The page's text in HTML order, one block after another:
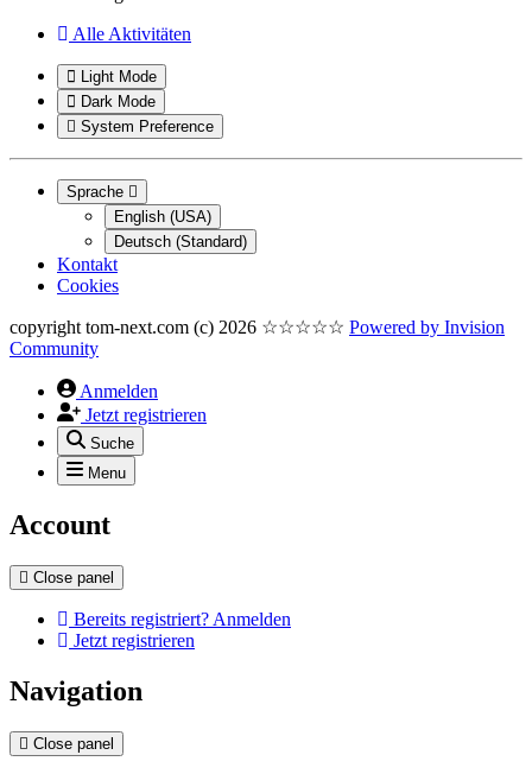
Alle Aktivitäten
Light Mode
Dark Mode
System Preference
Sprache
English (USA)
Deutsch (Standard)
Kontakt
Cookies
copyright tom-next.com (c) 2026 ☆☆☆☆☆ Powered by Invision
Community
Anmelden
Jetzt registrieren
Suche
Menu
Account
Close panel
Bereits registriert? Anmelden
Jetzt registrieren
Navigation
Close panel